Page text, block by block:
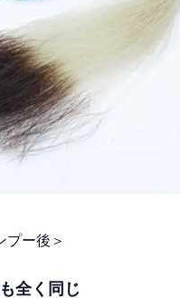
プー後＞
全く同じ